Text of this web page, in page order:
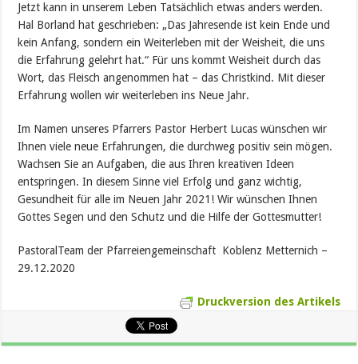
Jetzt kann in unserem Leben Tatsächlich etwas anders werden.
Hal Borland hat geschrieben: „Das Jahresende ist kein Ende und
kein Anfang, sondern ein Weiterleben mit der Weisheit, die uns
die Erfahrung gelehrt hat.“ Für uns kommt Weisheit durch das
Wort, das Fleisch angenommen hat – das Christkind. Mit dieser
Erfahrung wollen wir weiterleben ins Neue Jahr.
Im Namen unseres Pfarrers Pastor Herbert Lucas wünschen wir
Ihnen viele neue Erfahrungen, die durchweg positiv sein mögen.
Wachsen Sie an Aufgaben, die aus Ihren kreativen Ideen
entspringen. In diesem Sinne viel Erfolg und ganz wichtig,
Gesundheit für alle im Neuen Jahr 2021! Wir wünschen Ihnen
Gottes Segen und den Schutz und die Hilfe der Gottesmutter!
PastoralTeam der Pfarreiengemeinschaft Koblenz Metternich –
29.12.2020
Druckversion des Artikels